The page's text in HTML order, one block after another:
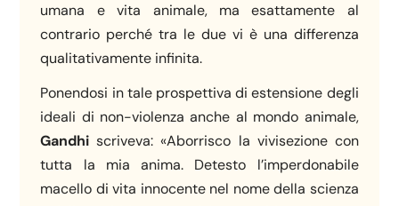
umana e vita animale, ma esattamente al
contrario perché tra le due vi è una differenza
qualitativamente infinita.
Ponendosi in tale prospettiva di estensione degli
ideali di non-violenza anche al mondo animale,
Gandhi scriveva: «Aborrisco la vivisezione con
tutta la mia anima. Detesto l’imperdonabile
macello di vita innocente nel nome della scienza